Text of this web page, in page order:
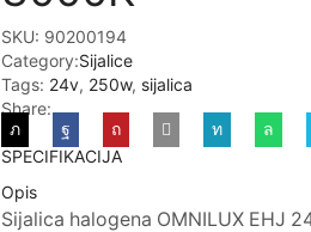
SKU: 90200194
Category:Sijalice
Tags: 24v, 250w, sijalica
Share:
SPECIFIKACIJA
Opis
Sijalica halogena OMNILUX EHJ